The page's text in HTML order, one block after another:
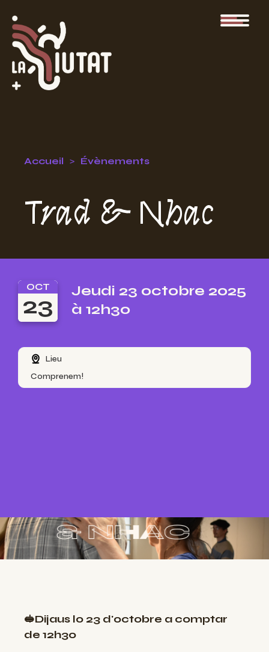
Accueil Évènements
Trad & Nhac
OCT
23
Jeudi 23 octobre 2025
à 12h30
Lieu
Comprenem!
🥪Dijaus lo 23 d'octobre a comptar
de 12h30